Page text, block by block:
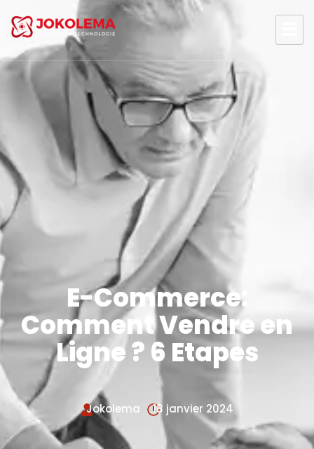
E-Commerce:
Comment Vendre en
Ligne ? 6 Etapes
Jokolema 18 janvier 2024